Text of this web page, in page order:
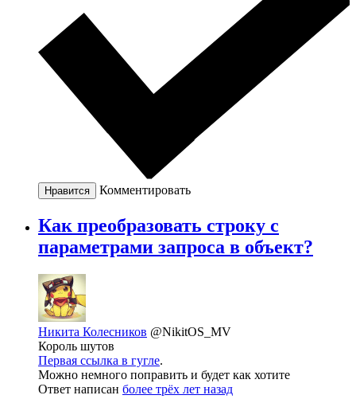
Нравится Комментировать
Как преобразовать строку с
параметрами запроса в объект?
Никита Колесников @NikitOS_MV
Король шутов
Первая ссылка в гугле.
Можно немного поправить и будет как хотите
Ответ написан более трёх лет назад